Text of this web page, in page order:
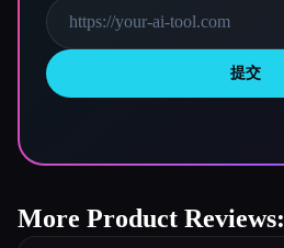
提交
More Product Reviews: